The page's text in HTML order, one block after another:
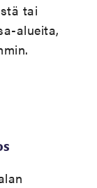
tai
alueita,